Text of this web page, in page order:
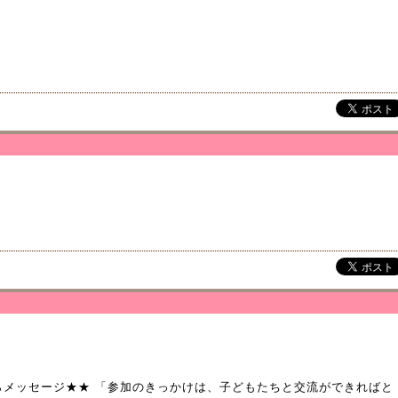
ッセージ★★ 「参加のきっかけは、子どもたちと交流ができればと